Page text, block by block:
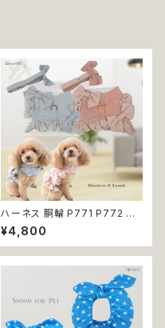
ハーネス 胴輪 P771 P772 パ
ステルカラー 引っ張り防止 散歩
お出掛け ドッグウエア 犬 猫 ペ
ット 服 犬服 猫服 かわいい おし
¥4,800